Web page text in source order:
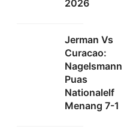
2026
Jerman Vs
Curacao:
Nagelsmann
Puas
Nationalelf
Menang 7-1